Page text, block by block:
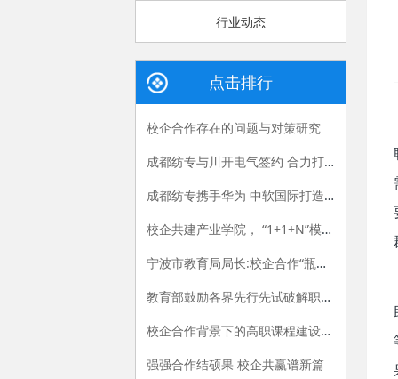
行业动态
点击排行
校企合作存在的问题与对策研究
成都纺专与川开电气签约 合力打造产教融合新范式
成都纺专携手华为 中软国际打造信创产业学院“标杆”
校企共建产业学院， “1+1+N”模式协同育人
宁波市教育局局长:校企合作“瓶颈”这样来突破
教育部鼓励各界先行先试破解职教难题
校企合作背景下的高职课程建设与改革
强强合作结硕果 校企共赢谱新篇